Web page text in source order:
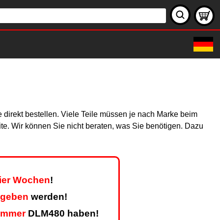
bestellen. Viele Teile müssen je nach Marke beim
Wir können Sie nicht beraten, was Sie benötigen. Dazu
Wochen!
werden!
DLM480 haben!